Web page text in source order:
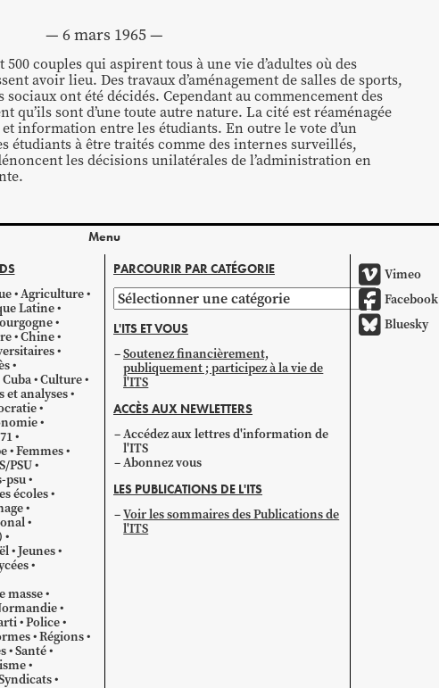
6 mars 1965
couples qui aspirent tous à une vie d’adultes où des
avoir lieu. Des travaux d’aménagement de salles de sports,
sociaux ont été décidés. Cependant au commencement des
qu’ils sont d’une toute autre nature. La cité est réaménagée
information entre les étudiants. En outre le vote d’un
étudiants à être traités comme des internes surveillés,
les décisions unilatérales de l’administration en
Menu
Agriculture
Latine
Chine
Cuba Culture
et analyses
Femmes
PSU
psu
écoles
Jeunes
masse
Police
Régions
Santé
PARCOURIR PAR CATÉGORIE
Parcourir
par
catégorie
L'ITS ET VOUS
Soutenez financièrement,
publiquement ; participez à la vie de
l'ITS
ACCÈS AUX NEWLETTERS
Accédez aux lettres d'information de
l'ITS
Abonnez vous
LES PUBLICATIONS DE L'ITS
Voir les sommaires des Publications de
l'ITS
Vimeo
Facebook
Bluesky